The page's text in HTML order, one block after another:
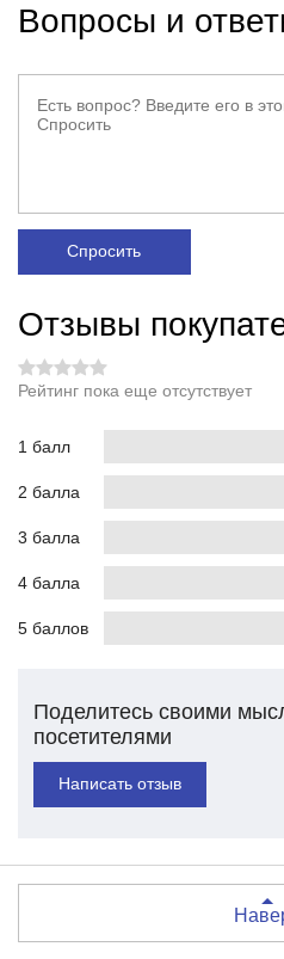
Вопросы и
Спросить
Отзывы
Рейтинг пока еще отсутствует
1 балл
2 балла
3 балла
4 балла
5 баллов
Поделитесь своими
посетителями
Написать отзыв